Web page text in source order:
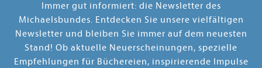
Immer gut informiert: die Newsletter des
Michaelsbundes. Entdecken Sie unsere vielfältigen
Newsletter und bleiben Sie immer auf dem neuesten
Stand! Ob aktuelle Neuerscheinungen, spezielle
Empfehlungen für Büchereien, inspirierende Impulse